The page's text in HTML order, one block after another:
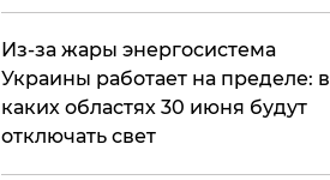
Из-за жары энергосистема
Украины работает на пределе: в
каких областях 30 июня будут
отключать свет